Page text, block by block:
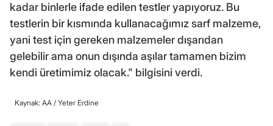
kadar binlerle ifade edilen testler yapıyoruz. Bu
testlerin bir kısmında kullanacağımız sarf malzeme,
yani test için gereken malzemeler dışarıdan
gelebilir ama onun dışında aşılar tamamen bizim
kendi üretimimiz olacak." bilgisini verdi.
Kaynak: AA / Yeter Erdine